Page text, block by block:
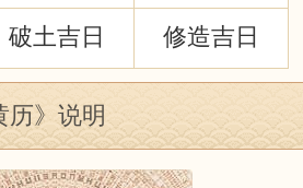
破土吉日 修造吉日
历》说明